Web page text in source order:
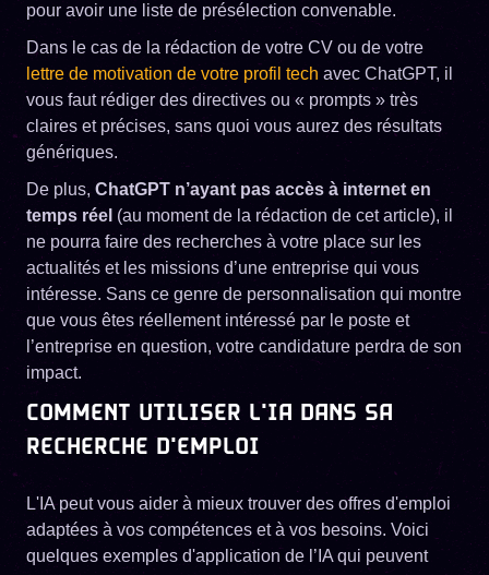
pour avoir une liste de présélection convenable.
Dans le cas de la rédaction de votre CV ou de votre
lettre de motivation de votre profil tech avec ChatGPT, il
vous faut rédiger des directives ou « prompts » très
claires et précises, sans quoi vous aurez des résultats
génériques.
De plus, ChatGPT n’ayant pas accès à internet en
temps réel (au moment de la rédaction de cet article), il
ne pourra faire des recherches à votre place sur les
actualités et les missions d’une entreprise qui vous
intéresse. Sans ce genre de personnalisation qui montre
que vous êtes réellement intéressé par le poste et
l’entreprise en question, votre candidature perdra de son
impact.
COMMENT UTILISER L'IA DANS SA
RECHERCHE D'EMPLOI
L'IA peut vous aider à mieux trouver des offres d'emploi
adaptées à vos compétences et à vos besoins. Voici
quelques exemples d'application de l’IA qui peuvent